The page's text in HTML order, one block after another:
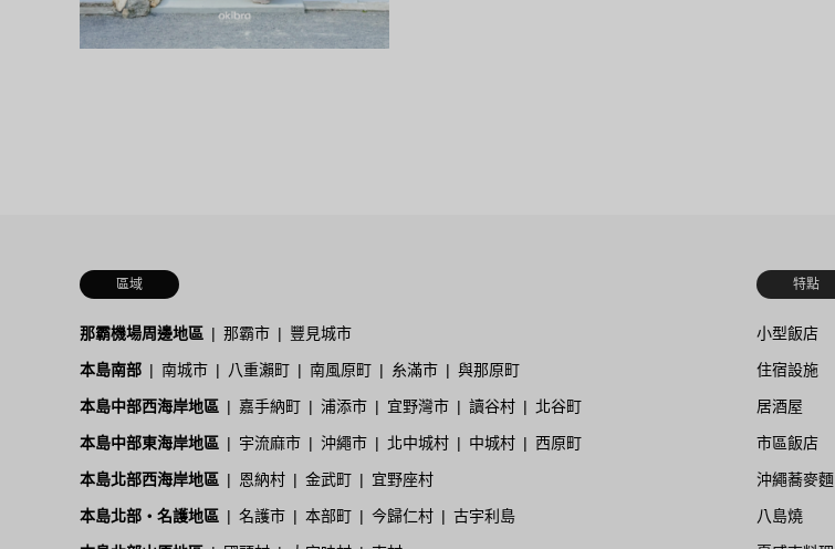
區域
那霸機場周邊地區 那霸市 豐見城市
本島南部 南城市 八重瀨町 南風原町 糸滿市 與那原町
本島中部西海岸地區 嘉手納町 浦添市 宜野灣市 讀谷村 北谷町
本島中部東海岸地區 宇流麻市 沖繩市 北中城村 中城村 西原町
本島北部西海岸地區 恩納村 金武町 宜野座村
本島北部・名護地區 名護市 本部町 今歸仁村 古宇利島
特點
小型飯店
住宿設施
居酒屋
市區飯店
沖繩蕎麥麵
八島燒